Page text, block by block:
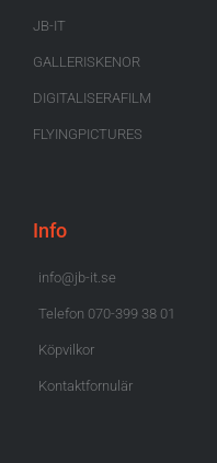
JB-IT
GALLERISKENOR
DIGITALISERAFILM
FLYINGPICTURES
Info
info@jb-it.se
Telefon 070-399 38 01
Köpvilkor
Kontaktfornulär